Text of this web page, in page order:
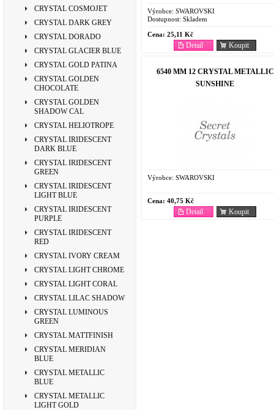
CRYSTAL COSMOJET
CRYSTAL DARK GREY
CRYSTAL DORADO
CRYSTAL GLACIER BLUE
CRYSTAL GOLD PATINA
CRYSTAL GOLDEN
CHOCOLATE
CRYSTAL GOLDEN
SHADOW CAL
CRYSTAL HELIOTROPE
CRYSTAL IRIDESCENT
DARK BLUE
CRYSTAL IRIDESCENT
GREEN
CRYSTAL IRIDESCENT
LIGHT BLUE
CRYSTAL IRIDESCENT
PURPLE
CRYSTAL IRIDESCENT
RED
CRYSTAL IVORY CREAM
CRYSTAL LIGHT CHROME
CRYSTAL LIGHT CORAL
CRYSTAL LILAC SHADOW
CRYSTAL LUMINOUS
GREEN
CRYSTAL MATTFINISH
CRYSTAL MERIDIAN
BLUE
CRYSTAL METALLIC
BLUE
CRYSTAL METALLIC
LIGHT GOLD
Výrobce: SWAROVSKI
Dostupnost: Skladem
Cena: 25,11 Kč
Koupit
Detail
6540 MM 12 CRYSTAL METALLIC
SUNSHINE
Výrobce: SWAROVSKI
Cena: 40,75 Kč
Koupit
Detail